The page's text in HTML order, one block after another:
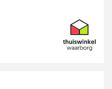
Certifikat
Thuiswinkel